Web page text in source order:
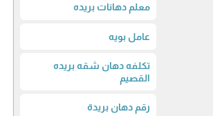
معلم دهانات بريده
عامل بويه
تكلفه دهان شقه بريده
القصيم
رقم دهان بريدة